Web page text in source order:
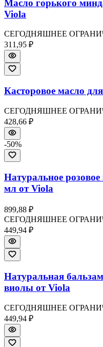
Масло горького
Viola
СЕГОДНЯШНЕЕ
311,95 ₽
Касторовое масло
СЕГОДНЯШНЕЕ
428,66 ₽
-50%
Натуральное
мл от Viola
899,88 ₽
СЕГОДНЯШНЕЕ
449,94 ₽
Натуральная
виолы от Viola
СЕГОДНЯШНЕЕ
449,94 ₽